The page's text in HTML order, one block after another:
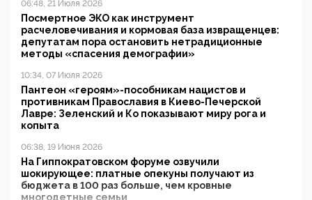
06:48, 21 Июля 2026
Посмертное ЭКО как инструмент
расчеловечивания и кормовая база извращенцев:
депутатам пора остановить нетрадиционные
методы «спасения демографии»
10:34, 07 Июля 2026
Пантеон «героям»-пособникам нацистов и
противникам Православия в Киево-Печерской
Лавре: Зеленский и Ко показывают миру рога и
копыта
06:38, 19 Июня 2026
На Гиппократовском форуме озвучили
шокирующее: платные опекуны получают из
бюджета в 100 раз больше, чем кровные
многодетные семьи